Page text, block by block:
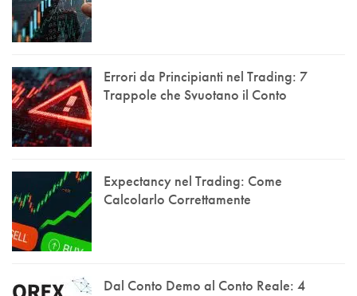
Errori da Principianti nel Trading: 7
Trappole che Svuotano il Conto
Expectancy nel Trading: Come
Calcolarlo Correttamente
Dal Conto Demo al Conto Reale: 4